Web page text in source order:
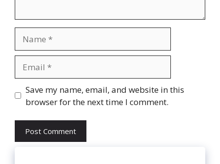
Website
Save my name, email, and website in this
browser for the next time I comment.